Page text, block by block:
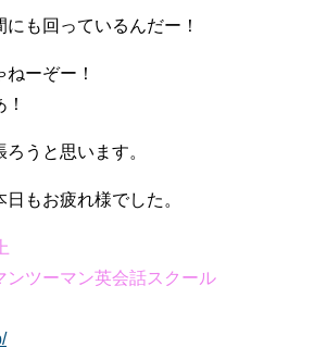
も回っているんだー！
ーぞー！
うと思います。
もお疲れ様でした。
ンツーマン英会話スクール